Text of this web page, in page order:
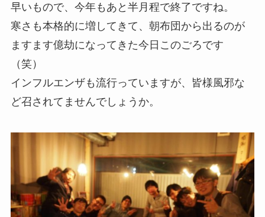
早いもので、今年もあと半月程で終了ですね。
寒さも本格的に増してきて、朝布団から出るのが
ますます億劫になってきた今日このごろです
（笑）
インフルエンザも流行っていますが、皆様風邪な
ど召されてませんでしょうか。